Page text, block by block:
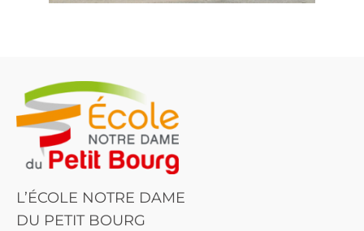
L’ÉCOLE NOTRE DAME
DU PETIT BOURG